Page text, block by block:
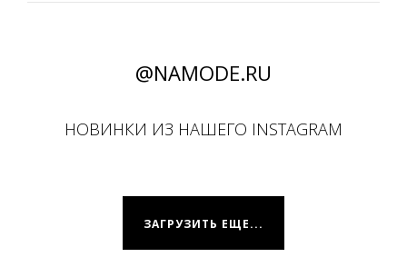
@NAMODE.RU
НОВИНКИ ИЗ НАШЕГО INSTAGRAM
ЗАГРУЗИТЬ ЕЩЕ...